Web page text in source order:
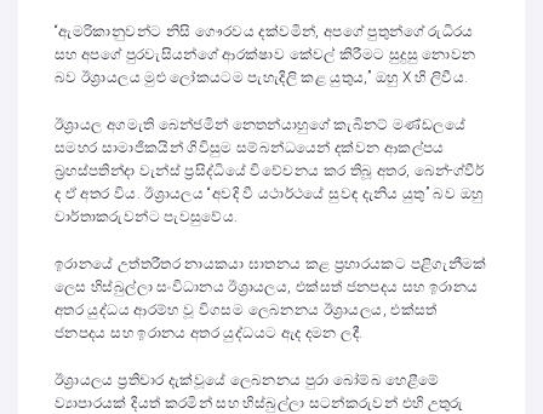
“ඇමරිකානුවන්ට නිසි ගෞරවය දක්වමින්, අපගේ පුතුන්ගේ රුධිරය
සහ අපගේ පුරවැසියන්ගේ ආරක්ෂාව කේවල් කිරීමට සුදුසු නොවන
බව ඊශ්‍රායලය මුළු ලෝකයටම පැහැදිලි කළ යුතුය,” ඔහු X හි ලිවීය.
ඊශ්‍රායල අගමැති බෙන්ජමින් නෙතන්යාහුගේ කැබිනට් මණ්ඩලයේ
සමහර සාමාජිකයින් ගිවිසුම සම්බන්ධයෙන් දක්වන ආකල්පය
බ්‍රහස්පතින්දා වැන්ස් ප්‍රසිද්ධියේ විවේචනය කර තිබූ අතර, බෙන්-ග්වීර්
ද ඒ අතර විය. ඊශ්‍රායලය “අවදි වී යථාර්ථයේ සුවඳ දැනිය යුතු” බව ඔහු
වාර්තාකරුවන්ට පැවසුවේය.
ඉරානයේ උත්තරීතර නායකයා ඝාතනය කළ ප්‍රහාරයකට පළිගැනීමක්
ලෙස හිස්බුල්ලා සංවිධානය ඊශ්‍රායලය, එක්සත් ජනපදය සහ ඉරානය
අතර යුද්ධය ආරම්භ වූ විගසම ලෙබනනය ඊශ්‍රායලය, එක්සත්
ජනපදය සහ ඉරානය අතර යුද්ධයට ඇද දමන ලදී.
ඊශ්‍රායලය ප්‍රතිචාර දැක්වූයේ ලෙබනනය පුරා බෝම්බ හෙළීමේ
ව්‍යාපාරයක් දියත් කරමින් සහ හිස්බුල්ලා සටන්කරුවන් එහි උතුරු